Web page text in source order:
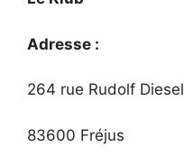
Adresse :
264 rue Rudolf Diesel
83600 Fréjus